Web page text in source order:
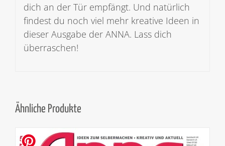
dich an der Tür empfängt. Und natürlich
findest du noch viel mehr kreative Ideen in
dieser Ausgabe der ANNA. Lass dich
überraschen!
Ähnliche Produkte